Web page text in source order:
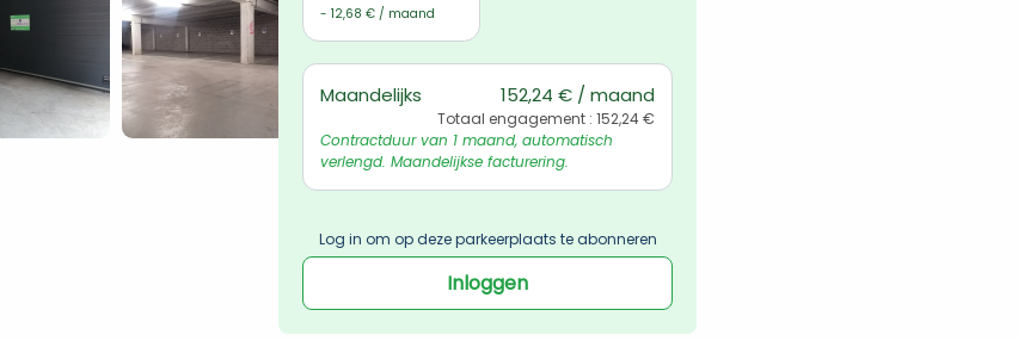
- 12,68 € / maand
Maandelijks 152,24 € / maand
Totaal engagement : 152,24 €
Contractduur van 1 maand, automatisch
verlengd. Maandelijkse facturering.
Log in om op deze parkeerplaats te abonneren
Inloggen